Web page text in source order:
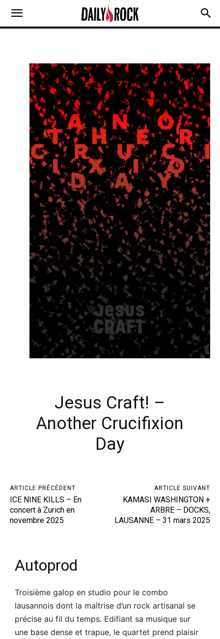
Jesus Craft! –
Another Crucifixion
Day
ARTICLE PRÉCÉDENT
ICE NINE KILLS – En
concert à Zurich en
novembre 2025
ARTICLE SUIVANT
KAMASI WASHINGTON +
ARBRE – DOCKS,
LAUSANNE – 31 mars 2025
Autoprod
Troisième galop en studio pour le combo
lausannois dont la maîtrise d’un rock artisanal se
précise au fil du temps. Edifiant sa musique sur
une base dense et trapue, le quartet prend plaisir